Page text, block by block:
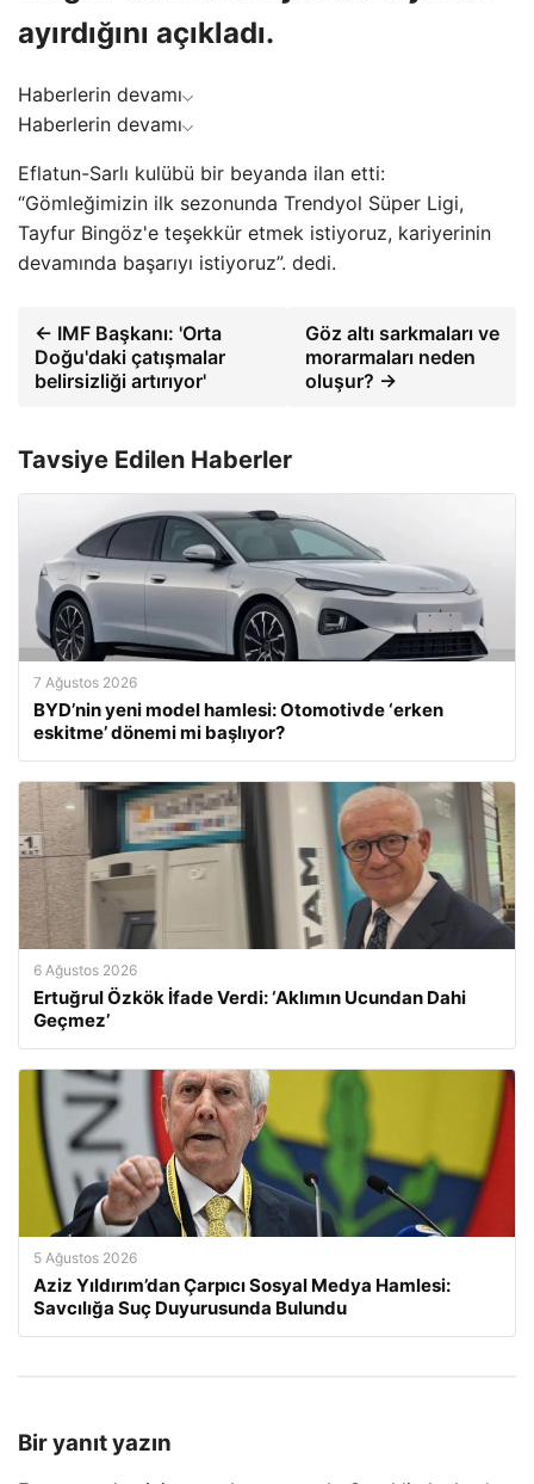
ayırdığını açıkladı.
Haberlerin devamı
Haberlerin devamı
Eflatun-Sarlı kulübü bir beyanda ilan etti:
“Gömleğimizin ilk sezonunda Trendyol Süper Ligi,
Tayfur Bingöz'e teşekkür etmek istiyoruz, kariyerinin
devamında başarıyı istiyoruz”. dedi.
← IMF Başkanı: 'Orta
Doğu'daki çatışmalar
belirsizliği artırıyor'
Göz altı sarkmaları ve
morarmaları neden
oluşur? →
Tavsiye Edilen Haberler
7 Ağustos 2026
BYD’nin yeni model hamlesi: Otomotivde ‘erken
eskitme’ dönemi mi başlıyor?
6 Ağustos 2026
Ertuğrul Özkök İfade Verdi: ‘Aklımın Ucundan Dahi
Geçmez’
5 Ağustos 2026
Aziz Yıldırım’dan Çarpıcı Sosyal Medya Hamlesi:
Savcılığa Suç Duyurusunda Bulundu
Bir yanıt yazın